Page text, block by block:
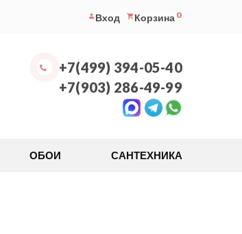
Вход Корзина 0
+7(499) 394-05-40
+7(903) 286-49-99
ОБОИ САНТЕХНИКА